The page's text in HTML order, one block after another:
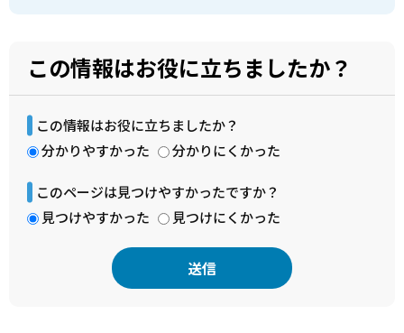
この情報はお役に立ちましたか？
この情報はお役に立ちましたか？
分かりやすかった
分かりにくかった
このページは見つけやすかったですか？
見つけやすかった
見つけにくかった